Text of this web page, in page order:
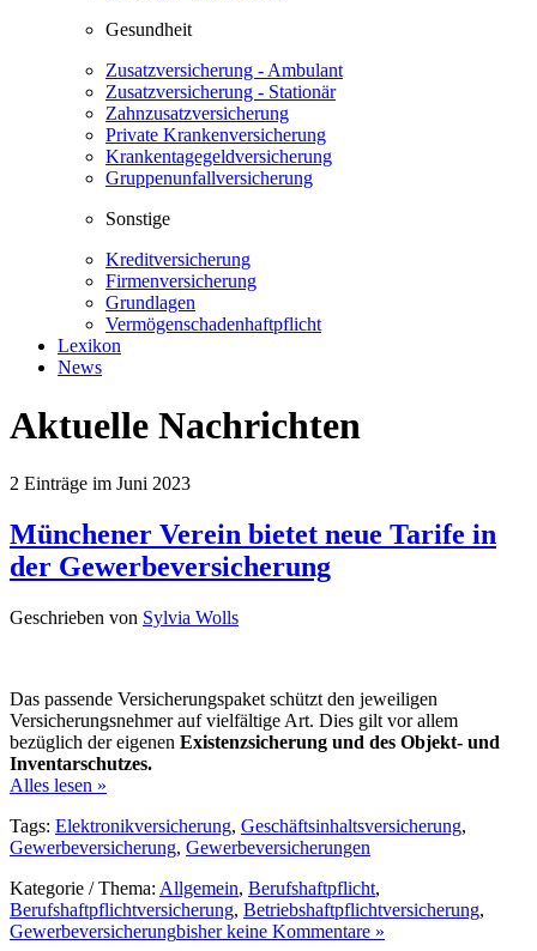
Gesundheit
Zusatzversicherung - Ambulant
Zusatzversicherung - Stationär
Zahnzusatzversicherung
Private Krankenversicherung
Krankentagegeldversicherung
Gruppenunfallversicherung
Sonstige
Kreditversicherung
Firmenversicherung
Grundlagen
Vermögenschadenhaftpflicht
Lexikon
News
Aktuelle Nachrichten
2 Einträge im Juni 2023
Münchener Verein bietet neue Tarife in
der Gewerbeversicherung
Geschrieben von Sylvia Wolls
Das passende Versicherungspaket schützt den jeweiligen
Versicherungsnehmer auf vielfältige Art. Dies gilt vor allem
bezüglich der eigenen Existenzsicherung und des Objekt- und
Inventarschutzes.
Alles lesen »
Tags: Elektronikversicherung, Geschäftsinhaltsversicherung,
Gewerbeversicherung, Gewerbeversicherungen
Kategorie / Thema: Allgemein, Berufshaftpflicht,
Berufshaftpflichtversicherung, Betriebshaftpflichtversicherung,
Gewerbeversicherungbisher keine Kommentare »